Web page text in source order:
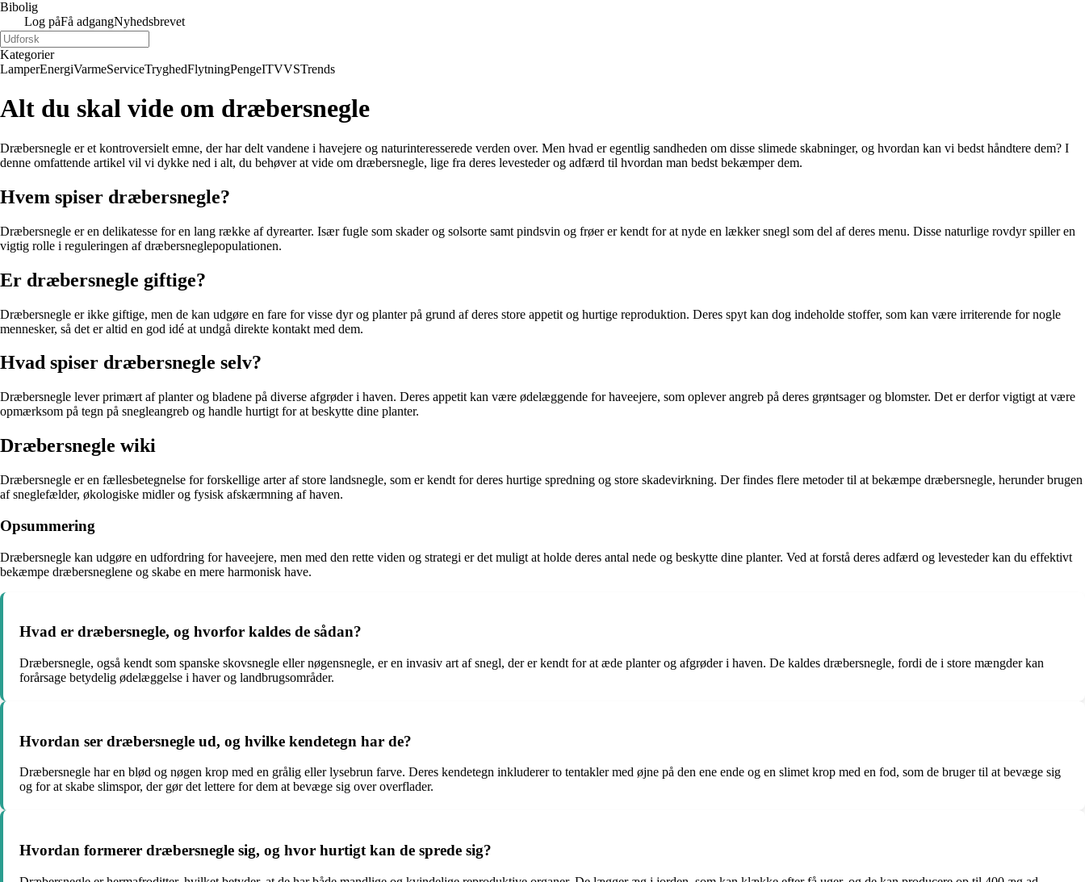
Bibolig
Log påFå adgangNyhedsbrevet
Kategorier
LamperEnergiVarmeServiceTryghedFlytningPengeITVVSTrends
Alt du skal vide om dræbersnegle
Dræbersnegle er et kontroversielt emne, der har delt vandene i havejere og naturinteresserede verden over. Men hvad er egentlig sandheden om disse slimede skabninger, og hvordan kan vi bedst håndtere dem? I
denne omfattende artikel vil vi dykke ned i alt, du behøver at vide om dræbersnegle, lige fra deres levesteder og adfærd til hvordan man bedst bekæmper dem.
Hvem spiser dræbersnegle?
Dræbersnegle er en delikatesse for en lang række af dyrearter. Især fugle som skader og solsorte samt pindsvin og frøer er kendt for at nyde en lækker snegl som del af deres menu. Disse naturlige rovdyr spiller en
vigtig rolle i reguleringen af dræbersneglepopulationen.
Er dræbersnegle giftige?
Dræbersnegle er ikke giftige, men de kan udgøre en fare for visse dyr og planter på grund af deres store appetit og hurtige reproduktion. Deres spyt kan dog indeholde stoffer, som kan være irriterende for nogle
mennesker, så det er altid en god idé at undgå direkte kontakt med dem.
Hvad spiser dræbersnegle selv?
Dræbersnegle lever primært af planter og bladene på diverse afgrøder i haven. Deres appetit kan være ødelæggende for haveejere, som oplever angreb på deres grøntsager og blomster. Det er derfor vigtigt at være
opmærksom på tegn på snegleangreb og handle hurtigt for at beskytte dine planter.
Dræbersnegle wiki
Dræbersnegle er en fællesbetegnelse for forskellige arter af store landsnegle, som er kendt for deres hurtige spredning og store skadevirkning. Der findes flere metoder til at bekæmpe dræbersnegle, herunder brugen
af sneglefælder, økologiske midler og fysisk afskærmning af haven.
Opsummering
Dræbersnegle kan udgøre en udfordring for haveejere, men med den rette viden og strategi er det muligt at holde deres antal nede og beskytte dine planter. Ved at forstå deres adfærd og levesteder kan du effektivt
bekæmpe dræbersneglene og skabe en mere harmonisk have.
Hvad er dræbersnegle, og hvorfor kaldes de sådan?
Dræbersnegle, også kendt som spanske skovsnegle eller nøgensnegle, er en invasiv art af snegl, der er kendt for at æde planter og afgrøder i haven. De kaldes dræbersnegle, fordi de i store mængder kan
forårsage betydelig ødelæggelse i haver og landbrugsområder.
Hvordan ser dræbersnegle ud, og hvilke kendetegn har de?
Dræbersnegle har en blød og nøgen krop med en grålig eller lysebrun farve. Deres kendetegn inkluderer to tentakler med øjne på den ene ende og en slimet krop med en fod, som de bruger til at bevæge sig
og for at skabe slimspor, der gør det lettere for dem at bevæge sig over overflader.
Hvordan formerer dræbersnegle sig, og hvor hurtigt kan de sprede sig?